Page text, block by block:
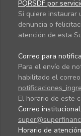
PQRSDF por
Si quiere instaurar
denuncia o
atención de esta
Correo para
Para el envío de
habilitado el
El horario de este
Correo institucional:
Horario de atención